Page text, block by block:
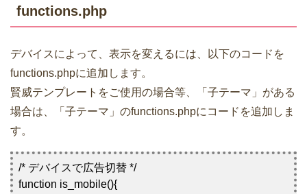
functions.php
デバイスによって、表示を変えるには、以下のコードを
functions.phpに追加します。
賢威テンプレートをご使用の場合等、「子テーマ」がある
場合は、「子テーマ」のfunctions.phpにコードを追加しま
す。
/* デバイスで広告切替 */
function is_mobile(){